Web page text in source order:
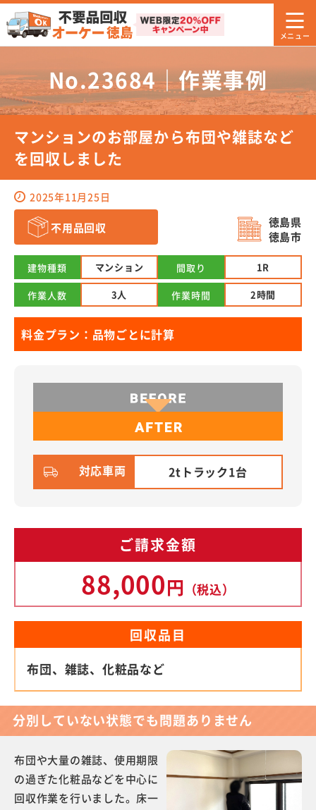
No.23684｜作業事例
マンションのお部屋から布団や雑誌など
を回収しました
2025年11月25日
不用品回収
徳島県
徳島市
建物種類 マンション 間取り 1R
作業人数 3人 作業時間 2時間
料金プラン：品物ごとに計算
対応車両 2tトラック1台
ご請求金額
88,000円 （税込）
回収品目
布団、雑誌、化粧品など
分別していない状態でも問題ありません
布団や大量の雑誌、使用期限
の過ぎた化粧品などを中心に
回収作業を行いました。床一